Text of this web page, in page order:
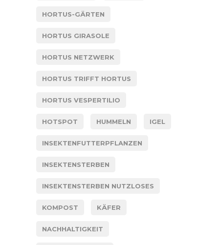
HORTUS-GÄRTEN
HORTUS GIRASOLE
HORTUS NETZWERK
HORTUS TRIFFT HORTUS
HORTUS VESPERTILIO
HOTSPOT HUMMELN IGEL
INSEKTENFUTTERPFLANZEN
INSEKTENSTERBEN
INSEKTENSTERBEN NUTZLOSES
KOMPOST KÄFER
NACHHALTIGKEIT